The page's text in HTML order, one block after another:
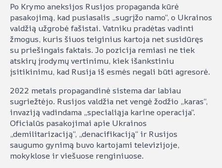
Po Krymo aneksijos Rusijos propaganda kūrė
pasakojimą, kad pusiasalis „sugrįžo namo“, o Ukrainos
valdžią užgrobė fašistai. Vatniku pradėtas vadinti
žmogus, kuris šiuos teiginius kartoja net susidūręs
su priešingais faktais. Jo pozicija remiasi ne tiek
atskirų įrodymų vertinimu, kiek išankstiniu
įsitikinimu, kad Rusija iš esmės negali būti agresorė.
2022 metais propagandinė sistema dar labiau
sugriežtėjo. Rusijos valdžia net vengė žodžio „karas“,
invaziją vadindama „specialiąja karine operacija“.
Oficialūs pasakojimai apie Ukrainos
„demilitarizaciją“, „denacifikaciją“ ir Rusijos
saugumo gynimą buvo kartojami televizijoje,
mokyklose ir viešuose renginiuose.